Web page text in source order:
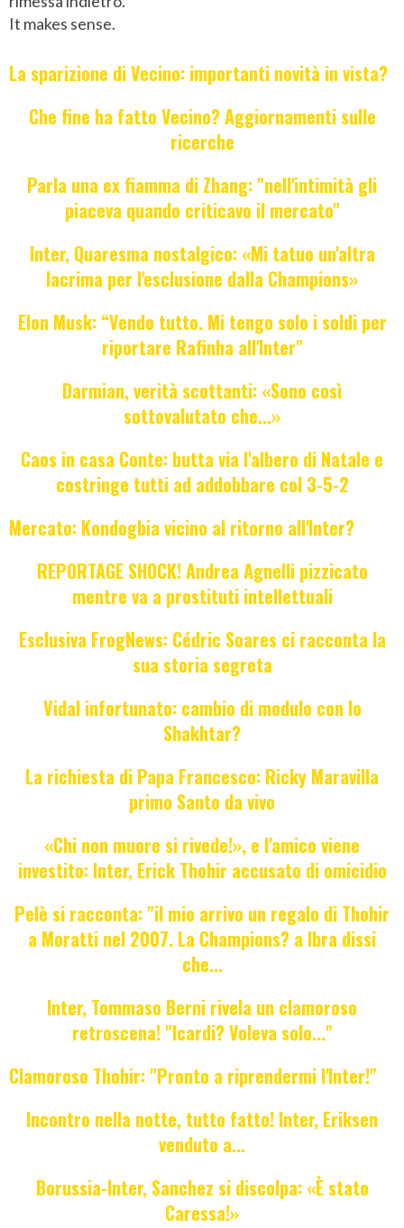
It makes sense.
La sparizione di Vecino: importanti novità in vista?
Che fine ha fatto Vecino? Aggiornamenti sulle
ricerche
Parla una ex fiamma di Zhang: "nell'intimità gli
piaceva quando criticavo il mercato"
Inter, Quaresma nostalgico: «Mi tatuo un'altra
lacrima per l'esclusione dalla Champions»
Elon Musk: “Vendo tutto. Mi tengo solo i soldi per
riportare Rafinha all'Inter"
Darmian, verità scottanti: «Sono così
sottovalutato che...»
Caos in casa Conte: butta via l'albero di Natale e
costringe tutti ad addobbare col 3-5-2
Mercato: Kondogbia vicino al ritorno all'Inter?
REPORTAGE SHOCK! Andrea Agnelli pizzicato
mentre va a prostituti intellettuali
Esclusiva FrogNews: Cédric Soares ci racconta la
sua storia segreta
Vidal infortunato: cambio di modulo con lo
Shakhtar?
La richiesta di Papa Francesco: Ricky Maravilla
primo Santo da vivo
«Chi non muore si rivede!», e l'amico viene
investito: Inter, Erick Thohir accusato di omicidio
Pelè si racconta: "il mio arrivo un regalo di Thohir
a Moratti nel 2007. La Champions? a Ibra dissi
che...
Inter, Tommaso Berni rivela un clamoroso
retroscena! "Icardi? Voleva solo..."
Clamoroso Thohir: "Pronto a riprendermi l'Inter!"
Incontro nella notte, tutto fatto! Inter, Eriksen
venduto a...
Borussia-Inter, Sanchez si discolpa: «È stato
Caressa!»